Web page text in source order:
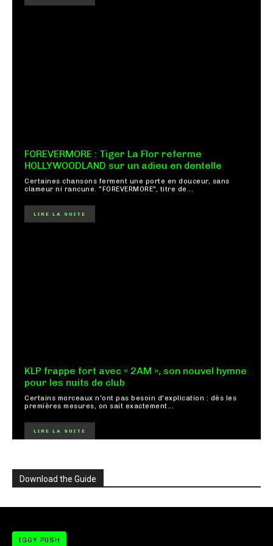
FOREVERMORE : Tiger La Flor referme
HOLLYWOODLAND sur un adieu en dentelle
Certaines chansons ferment une porte en douceur, sans
clameur ni rancune. "FOREVERMORE", titre de...
LIRE LA SUITE
KLP frappe fort avec « 2AM », son nouvel hymne
pour les nuits de club
Certains morceaux n'ont pas besoin d'explication : dès les
premières mesures, on sait exactement...
LIRE LA SUITE
Download the Guide
IGGY PUSH